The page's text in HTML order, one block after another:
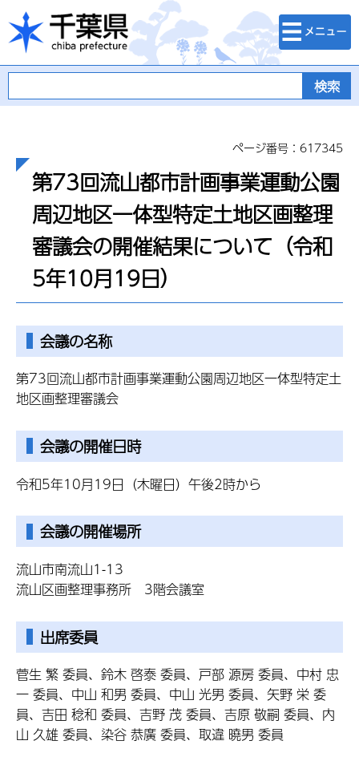
千葉県
検索・メニュ
ー
ページ番号：617345
第73回流山都市計画事業運動公園
周辺地区一体型特定土地区画整理
審議会の開催結果について（令和
5年10月19日）
会議の名称
第73回流山都市計画事業運動公園周辺地区一体型特定土
地区画整理審議会
会議の開催日時
令和5年10月19日（木曜日）午後2時から
会議の開催場所
流山市南流山1-13
流山区画整理事務所 3階会議室
出席委員
菅生 繁 委員、鈴木 啓泰 委員、戸部 源房 委員、中村 忠
一 委員、中山 和男 委員、中山 光男 委員、矢野 栄 委
員、吉田 稔和 委員、吉野 茂 委員、吉原 敬嗣 委員、内
山 久雄 委員、染谷 恭廣 委員、取違 曉男 委員